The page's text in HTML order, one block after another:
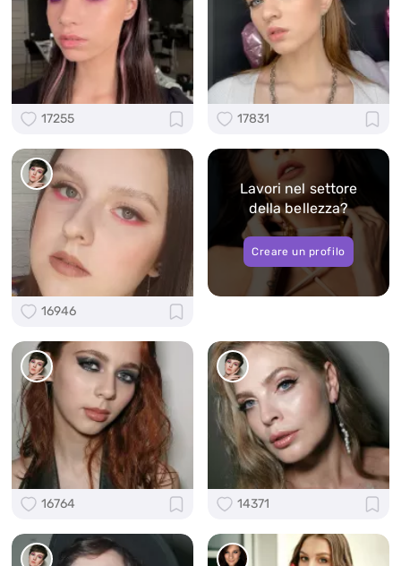
17255 17831
16946
Lavori nel settore
della bellezza?
Creare un profilo
16764 14371